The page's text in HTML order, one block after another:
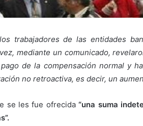
trabajadores de las entidades
mediante un comunicado,
de la compensación normal y
no retroactiva, es decir, un
se les fue ofrecida“una suma